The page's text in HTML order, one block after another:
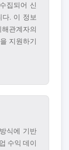
집되어 신
. 이 정보
관계자의
지원하기
식에 기반
수익 데이